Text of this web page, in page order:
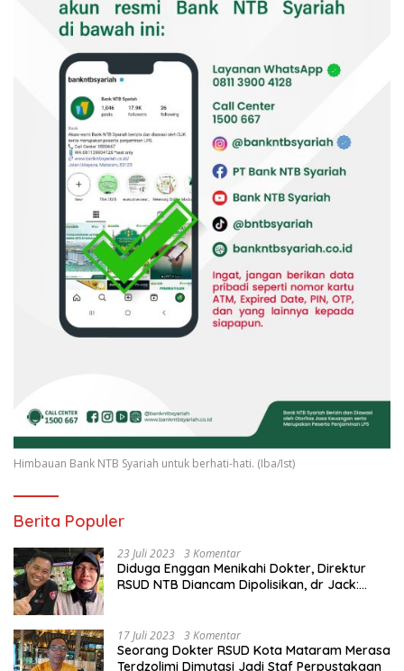
Himbauan Bank NTB Syariah untuk berhati-hati. (Iba/Ist)
Berita Populer
23 Juli 2023 3 Komentar
Diduga Enggan Menikahi Dokter, Direktur
RSUD NTB Diancam Dipolisikan, dr Jack:
17 Juli 2023 3 Komentar
Seorang Dokter RSUD Kota Mataram Merasa
Terdzolimi Dimutasi Jadi Staf Perpustakaan